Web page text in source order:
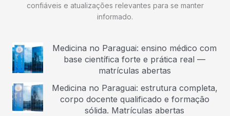
confiáveis e atualizações relevantes para se manter
informado.
Medicina no Paraguai: ensino médico com
base científica forte e prática real —
matrículas abertas
Medicina no Paraguai: estrutura completa,
corpo docente qualificado e formação
sólida. Matrículas abertas